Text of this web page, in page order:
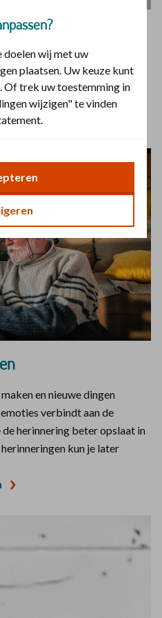
maken
lang nagenieten. In deze
waarom herinneringen
maken
en nieuwe dingen
verbindt aan de
herinnering beter opslaat in
kun je later
wij met uw
plaatsen. Uw keuze kunt
Of trek uw toestemming in
wijzigen" te vinden